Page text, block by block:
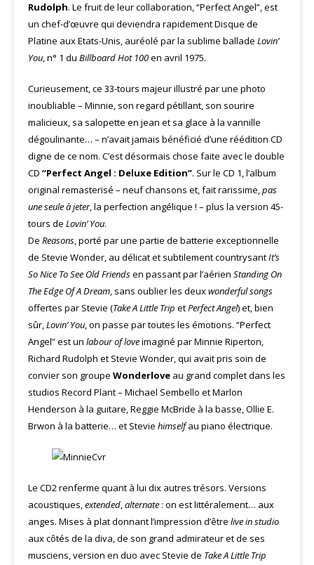
Rudolph. Le fruit de leur collaboration, “Perfect Angel”, est
un chef-d’œuvre qui deviendra rapidement Disque de
Platine aux Etats-Unis, auréolé par la sublime ballade Lovin’
You, n° 1 du Billboard Hot 100en avril 1975.
Curieusement, ce 33-tours majeur illustré par une photo
inoubliable – Minnie, son regard pétillant, son sourire
malicieux, sa salopette en jean et sa glace à la vannille
dégoulinante… – n’avait jamais bénéficié d’une réédition CD
digne de ce nom. C’est désormais chose faite avec le double
CD “Perfect Angel : Deluxe Edition”. Sur le CD 1, l’album
original remasterisé – neuf chansons et, fait rarissime,pas
une seule à jeter, la perfection angélique ! – plus la version 45-
tours de Lovin’ You.
De Reasons, porté par une partie de batterie exceptionnelle
de Stevie Wonder, au délicat et subtilement countrysantIt’s
So Nice To See Old Friendsen passant par l’aérien Standing On
The Edge Of A Dream, sans oublier les deuxwonderful songs
offertes par Stevie (Take A Little Trip etPerfect Angel) et, bien
sûr,Lovin’ You, on passe par toutes les émotions. “Perfect
Angel” est un labour of loveimaginé par Minnie Riperton,
Richard Rudolph et Stevie Wonder, qui avait pris soin de
convier son groupe Wonderlove au grand complet dans les
studios Record Plant – Michael Sembello et Marlon
Henderson à la guitare, Reggie McBride à la basse, Ollie E.
Brwon à la batterie… et Stevie himselfau piano électrique.
Le CD2 renferme quant à lui dix autres trésors. Versions
acoustiques,extended,alternate : on est littéralement… aux
anges. Mises à plat donnant l’impression d’être live in studio
aux côtés de la diva, de son grand admirateur et de ses
musciens, version en duo avec Stevie de Take A Little Trip